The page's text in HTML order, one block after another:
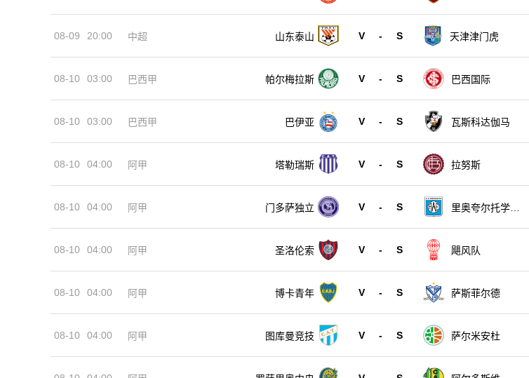
08-09 20:00 中超 山东泰山 V - S 天津津门虎
08-10 03:00 巴西甲 帕尔梅拉斯 V - S 巴西国际
08-10 03:00 巴西甲 巴伊亚 V - S 瓦斯科达伽马
08-10 04:00 阿甲 塔勒瑞斯 V - S 拉努斯
08-10 04:00 阿甲 门多萨独立 V - S
里奥夸尔托学生
08-10 04:00 阿甲 圣洛伦索 V - S 飓风队
08-10 04:00 阿甲 博卡青年 V - S 萨斯菲尔德
08-10 04:00 阿甲 图库曼竞技 V - S 萨尔米安杜